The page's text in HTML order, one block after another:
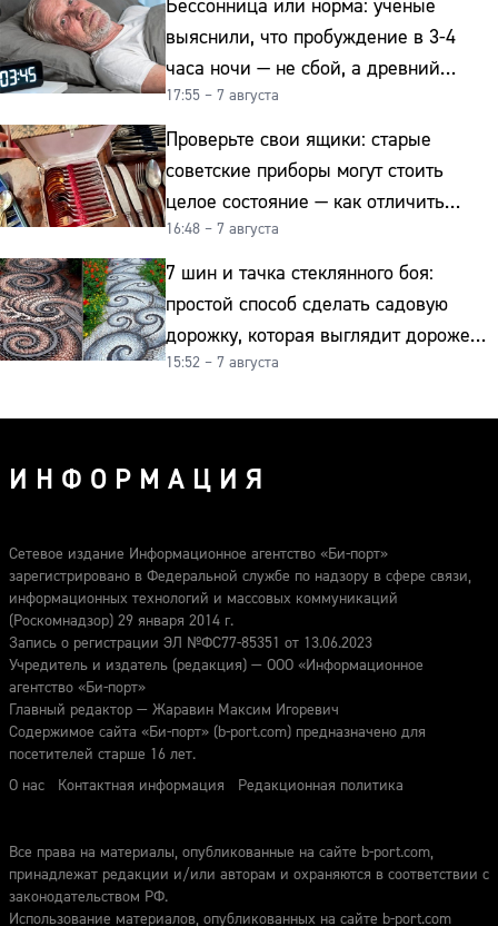
Бессонница или норма: ученые
выяснили, что пробуждение в 3-4
часа ночи — не сбой, а древний
биологический ритм
17:55 – 7 августа
Проверьте свои ящики: старые
советские приборы могут стоить
целое состояние — как отличить
подделку от мельхиора
16:48 – 7 августа
7 шин и тачка стеклянного боя:
простой способ сделать садовую
дорожку, которая выглядит дороже
гранита
15:52 – 7 августа
ИНФОРМАЦИЯ
Сетевое издание Информационное агентство «Би-порт»
зарегистрировано в Федеральной службе по надзору в сфере связи,
информационных технологий и массовых коммуникаций
(Роскомнадзор) 29 января 2014 г.
Запись о регистрации ЭЛ №ФС77-85351 от 13.06.2023
Учредитель и издатель (редакция) — ООО «Информационное
агентство «Би-порт»
Главный редактор — Жаравин Максим Игоревич
Содержимое сайта «Би-порт» (b-port.com) предназначено для
посетителей старше 16 лет.
О нас
Контактная информация Редакционная политика
Все права на материалы, опубликованные на сайте b-port.com,
принадлежат редакции и/или авторам и охраняются в соответствии с
законодательством РФ.
Использование материалов, опубликованных на сайте b-port.com